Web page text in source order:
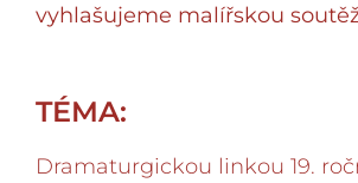
vyhlašujeme malířskou
TÉMA:
Dramaturgickou linkou 19.